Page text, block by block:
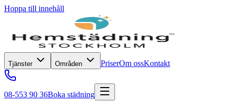
Hoppa till innehåll
Tjänster Områden PriserOm ossKontakt
08-553 90 36Boka städning